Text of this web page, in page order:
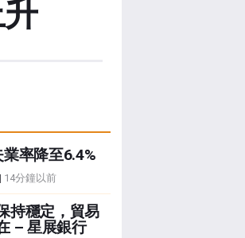
率降至6.4%
14分鐘以前
持穩定，貿易
– 星展銀行